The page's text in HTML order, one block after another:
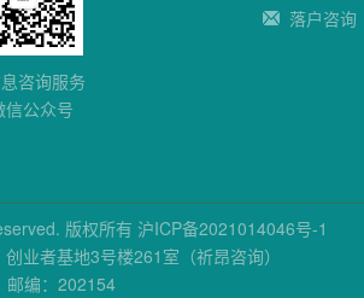
落户咨询
询服务
众号
版权所有 沪ICP备2021014046号-1
业者基地3号楼261室（祈昂咨询）
邮编：202154